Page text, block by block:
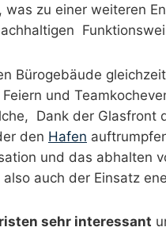
zu einer weiteren
Bürogebäude
und
Dank der Glasfront
den Hafen
und das abhalten
auch der Einsatz
sehr interessant